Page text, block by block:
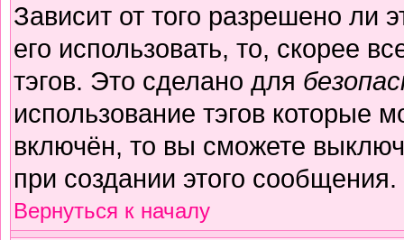
Зависит от того разрешено ли
его использовать, то, скорее
тэгов. Это сделано для
использование тэгов которые
включён, то вы сможете
при создании этого сообщения.
Вернуться к началу